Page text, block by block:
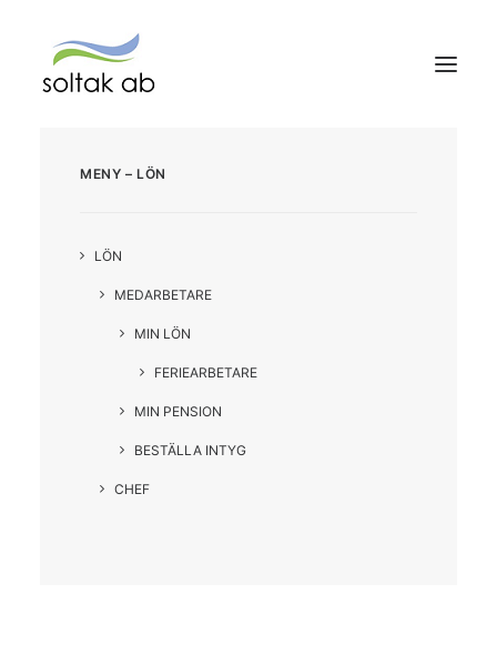
KUND HOS OSS
SOLTAK Kundservice
MENY – LÖN
LÖN
MEDARBETARE
MIN LÖN
FERIEARBETARE
MIN PENSION
BESTÄLLA INTYG
CHEF